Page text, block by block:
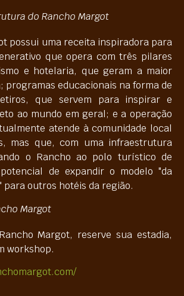
do Rancho Margot
possui uma receita inspiradora para
que opera com três pilares
e hotelaria, que geram a maior
programas educacionais na forma de
que servem para inspirar e
ao mundo em geral; e a operação
atende à comunidade local
mas que, com uma infraestrutura
o Rancho ao polo turístico de
de expandir o modelo "da
para outros hotéis da região.
Margot
Margot, reserve sua estadia,
workshop.